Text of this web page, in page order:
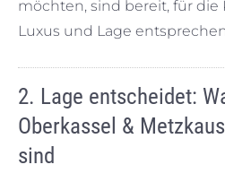
möchten, sind bereit, für die
Luxus und Lage
2. Lage entscheidet:
Oberkassel &
sind